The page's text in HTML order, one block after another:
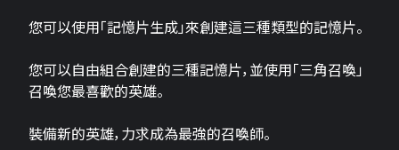
您可以使用「記憶片生成」來創建這三​​種類型的記憶片。
您可以自由組合創建的三種記憶片，並使用「三角召喚」
召喚您最喜歡的英雄。
裝備新的英雄，力求成為最強的召喚師。